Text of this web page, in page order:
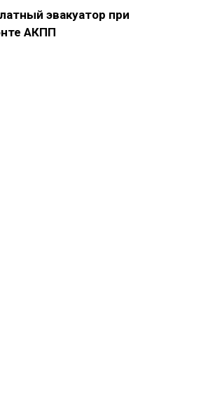
эвакуатор при
АКПП